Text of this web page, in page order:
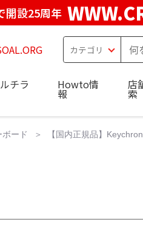
開設25周年
チラ Howto情
報
店
索
ボード 【国内正規品】